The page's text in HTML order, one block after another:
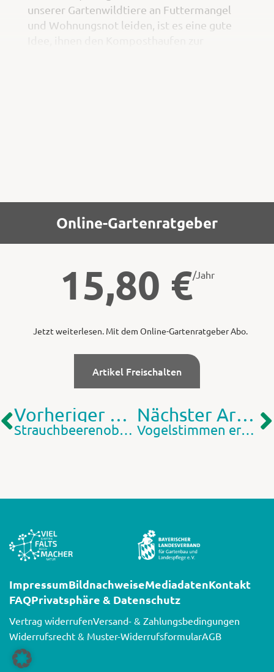
unserer Gartenwildtiere an Futtermangel
und Wohnungsnot leiden, ist es eine gute
Online-Gartenratgeber
15,80 €/Jahr
Jetzt weiterlesen. Mit dem Online-Gartenratgeber Abo.
Artikel Freischalten
Vorheriger Artikel
Strauchbeerenobst: Schnitt und Erziehung
Nächster Artikel
Vogelstimmen erkennen
ImpressumBildnachweiseMediadatenKontakt
FAQPrivatsphäre & Datenschutz
Vertrag widerrufenVersand- & Zahlungsbedingungen
Widerrufsrecht & Muster-WiderrufsformularAGB